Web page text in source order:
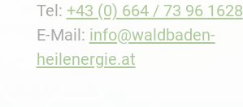
Tel: +43 (0) 664 / 73 96 1628
E-Mail: info@waldbaden-
heilenergie.at